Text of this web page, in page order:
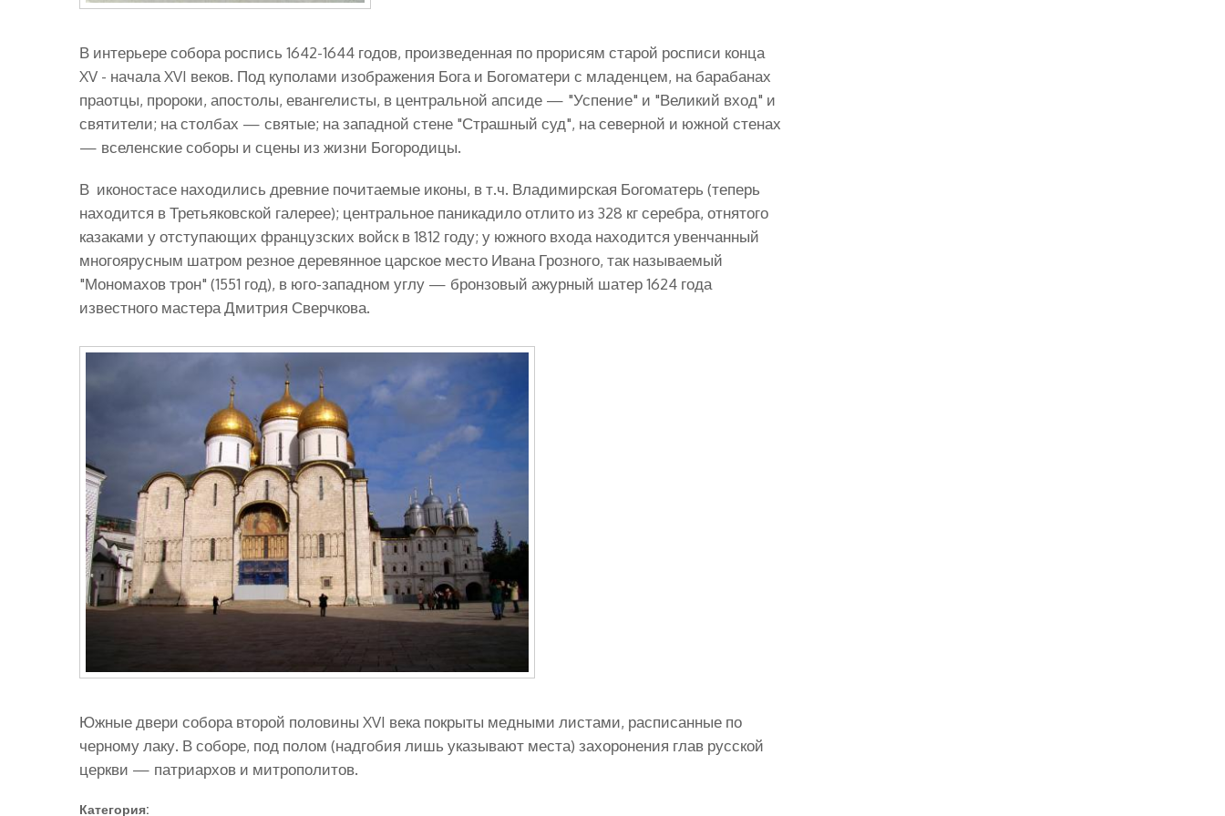
В интерьере собора роспись 1642-1644 годов, произведенная по прорисям старой росписи конца
XV - начала XVI веков. Под куполами изображения Бога и Богоматери с младенцем, на барабанах
праотцы, пророки, апостолы, евангелисты, в центральной апсиде — "Успение" и "Великий вход" и
святители; на столбах — святые; на западной стене "Страшный суд", на северной и южной стенах
— вселенские соборы и сцены из жизни Богородицы.
В иконостасе находились древние почитаемые иконы, в т.ч. Владимирская Богоматерь (теперь
находится в Третьяковской галерее); центральное паникадило отлито из 328 кг серебра, отнятого
казаками у отступающих французских войск в 1812 году; у южного входа находится увенчанный
многоярусным шатром резное деревянное царское место Ивана Грозного, так называемый
"Мономахов трон" (1551 год), в юго-западном углу — бронзовый ажурный шатер 1624 года
известного мастера Дмитрия Сверчкова.
Южные двери собора второй половины XVI века покрыты медными листами, расписанные по
черному лаку. В соборе, под полом (надгобия лишь указывают места) захоронения глав русской
церкви — патриархов и митрополитов.
Категория: